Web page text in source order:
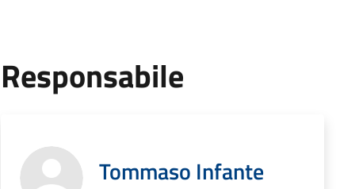
Responsabile
Tommaso Infante